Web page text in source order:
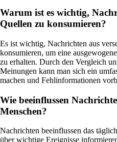
Warum ist es wichtig,
Quellen zu konsumieren?
Es ist wichtig, Nachrichten aus
konsumieren, um eine
zu erhalten. Durch den Vergleich
Meinungen kann man sich ein
machen und Fehlinformationen
Wie beeinflussen
Menschen?
Nachrichten beeinflussen das
über wichtige Ereignisse